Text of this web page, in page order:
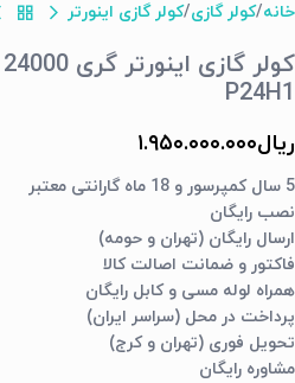
خانه کولر گازی کولر گازی اینورتر
P24H1
ریال۱.۹۵۰.۰۰۰.۰۰۰
5 سال کمپرسور و 18 ماه گارانتی معتبر
نصب رایگان
ارسال رایگان (تهران و حومه)
فاکتور و ضمانت اصالت کالا
همراه لوله مسی و کابل رایگان
پرداخت در محل (سراسر ایران)
تحویل فوری (تهران و کرج)
مشاوره رایگان